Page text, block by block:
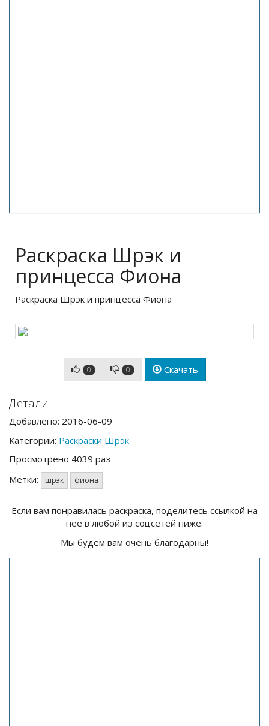
Раскраска Шрэк и
принцесса Фиона
Раскраска Шрэк и принцесса Фиона
0 0 Скачать
Детали
Добавлено: 2016-06-09
Категории: Раскраски Шрэк
Просмотрено 4039 раз
Метки:
шрэк фиона
Если вам понравилась раскраска, поделитесь ссылкой на
нее в любой из соцсетей ниже.
Мы будем вам очень благодарны!